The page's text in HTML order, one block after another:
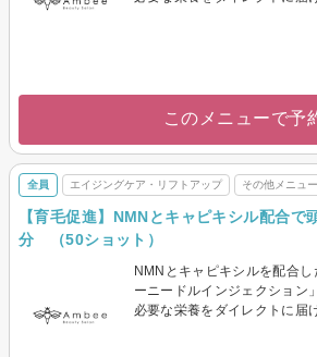
このメニューで予
全員 エイジングケア・リフトアップ その他メニュ
【育毛促進】NMNとキャピキシル配合で
分 （50ショット）
NMNとキャピキシルを配合
ーニードルインジェクション
必要な栄養をダイレクトに届